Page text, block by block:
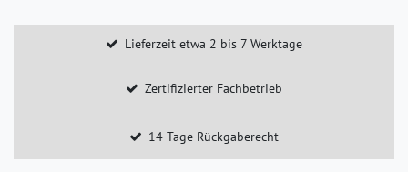
Lieferzeit etwa 2 bis 7 Werktage
Zertifizierter Fachbetrieb
14 Tage Rückgaberecht